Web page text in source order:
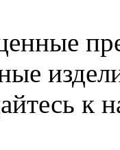
к